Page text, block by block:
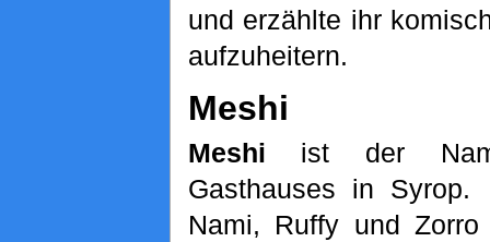
und erzählte ihr
aufzuheitern.
Meshi
Meshi ist der
Gasthauses in Syrop.
Nami, Ruffy und